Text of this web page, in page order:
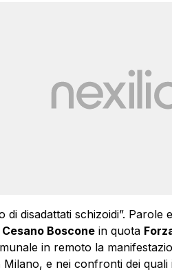
di disadattati schizoidi”. Parole
Cesano Bosconein quota
in remoto la
e nei confronti dei